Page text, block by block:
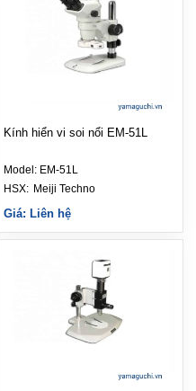
Kính hiển vi soi nổi EM-51L
Model: EM-51L
HSX: Meiji Techno
Giá: Liên hệ